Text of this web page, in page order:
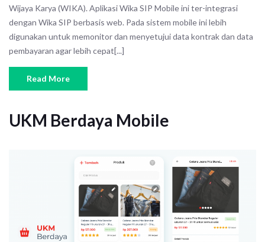
Wijaya Karya (WIKA). Aplikasi Wika SIP Mobile ini ter-integrasi
dengan Wika SIP berbasis web. Pada sistem mobile ini lebih
digunakan untuk memonitor dan menyetujui data kontrak dan data
pembayaran agar lebih cepat[...]
Read More
UKM Berdaya Mobile